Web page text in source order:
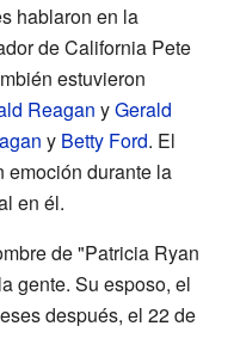
hablaron en la
de California Pete
estuvieron
Reagan yGerald
y Betty Ford. El
emoción durante la
en él.
de "Patricia Ryan
gente. Su esposo, el
después, el 22 de